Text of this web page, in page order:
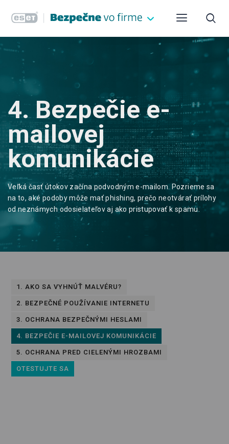
4. Bezpečie e-
mailovej
komunikácie
Veľká časť útokov začína podvodným e-mailom. Pozrieme sa
na to, aké podoby môže mať phishing, prečo neotvárať prílohy
od neznámych odosielateľov aj ako pristupovať k spamu.
1. AKO SA VYHNÚŤ MALVÉRU?
2. BEZPEČNÉ POUŽÍVANIE INTERNETU
3. OCHRANA BEZPEČNÝMI HESLAMI
4. BEZPEČIE E-MAILOVEJ KOMUNIKÁCIE
5. OCHRANA PRED CIELENÝMI HROZBAMI
OTESTUJTE SA